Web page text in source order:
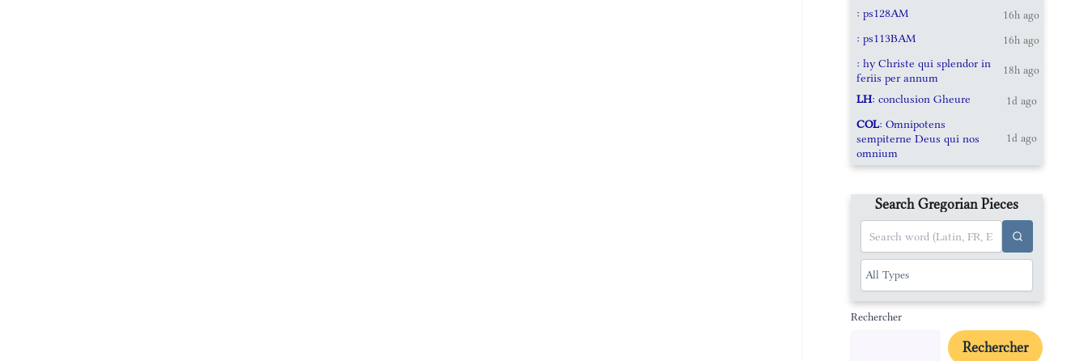
: ps128AM 16h ago
: ps113BAM 16h ago
: hy Christe qui splendor in
feriis per annum
18h ago
LH: conclusion Gheure 1d ago
COL: Omnipotens
sempiterne Deus qui nos
omnium
1d ago
Search Gregorian Pieces
Rechercher
Rechercher